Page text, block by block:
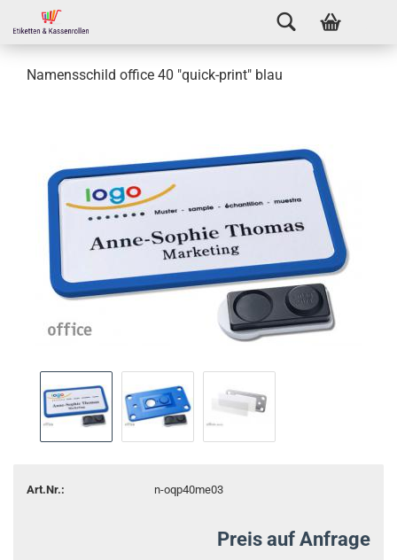
Namensschild office 40 "quick-print" blau
Art.Nr.: n-oqp40me03
Preis auf Anfrage